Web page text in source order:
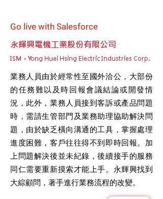
Go live with Salesforce
永輝興電機工業股份有限公司
ISM，Yong Huei Hsing Electric Industries Corp.
業務人員由於經常性至國外洽公，大部份
的任務難以及時回報會議結論或開發情
況，此外，業務人員接到客訴或產品問題
時，需請生管部門及業務助理協助解決問
題，由於缺乏橫向溝通的工具，掌握處理
進度困難，客戶往往得不到即時回報。加
上問題解決後並未紀錄，後續接手的服務
同仁需要重新摸索才能上手。永輝興找到
大綜顧問，著手進行業務流程的改變。